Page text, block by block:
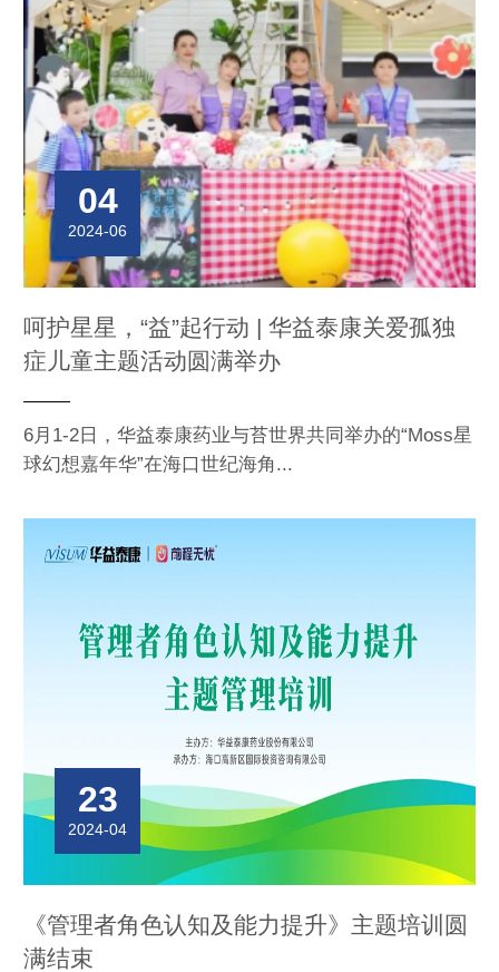
04
2024-06
呵护星星，“益”起行动 | 华益泰康关爱孤独
症儿童主题活动圆满举办
6月1-2日，华益泰康药业与苔世界共同举办的“Moss星
球幻想嘉年华”在海口世纪海角...
23
2024-04
《管理者角色认知及能力提升》主题培训圆
满结束